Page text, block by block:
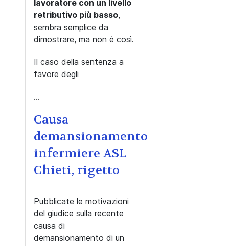
lavoratore con un livello
retributivo più basso,
sembra semplice da
dimostrare, ma non è così.
Il caso della sentenza a
favore degli
...
Causa
demansionamento
infermiere ASL
Chieti, rigetto
Pubblicate le motivazioni
del giudice sulla recente
causa di
demansionamento di un